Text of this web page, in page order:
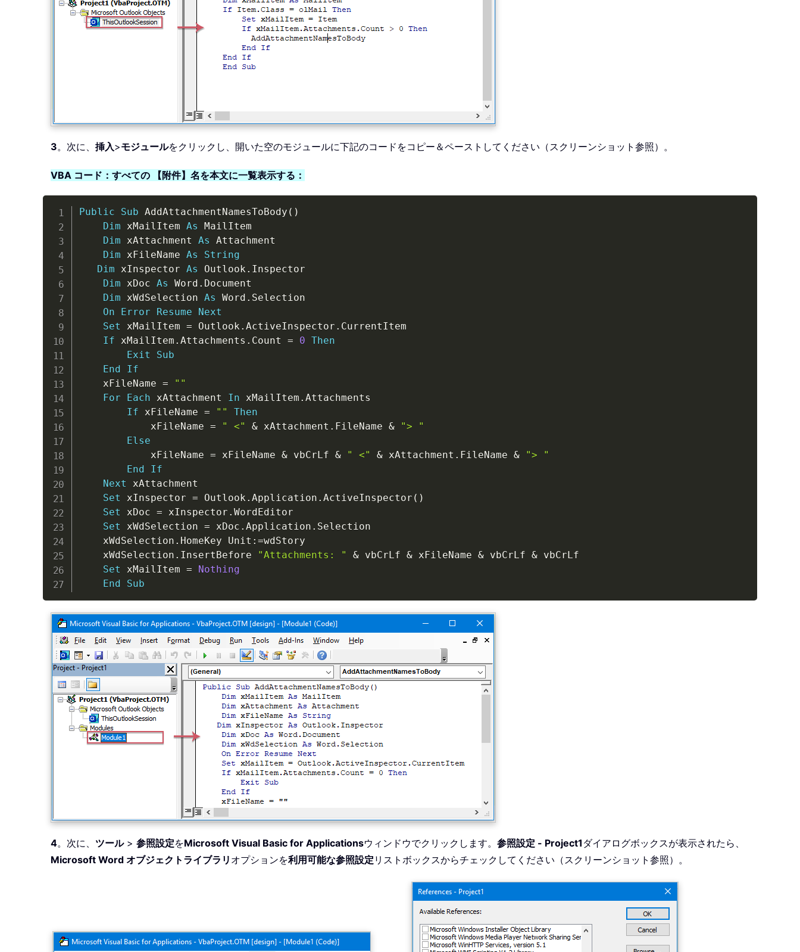
3。次に、 挿入>モジュールをクリックし、開いた空のモジュールに下記のコードをコピー＆ペーストしてください（スクリーンショット参照）。
VBA コード：すべての 【附件】名を本文に一覧表示する：
Public Sub AddAttachmentNamesToBody ( )
Dim xMailItem As MailItem
Dim xAttachment As Attachment
Dim xFileName As
String
Dim xInspector As Outlook . Inspector
Dim xDoc As Word . Document
Dim xWdSelection As Word . Selection
On
Error Resume
Next
Set xMailItem = Outlook . ActiveInspector . CurrentItem
If xMailItem . Attachments . Count = 0 Then
Exit
Sub
End
If
    xFileName
=
""
For
Each xAttachment In xMailItem . Attachments
If xFileName = ""
Then
            xFileName
= " <" & xAttachment . FileName &
"> "
Else
            xFileName
= xFileName & vbCrLf & " <" & xAttachment . FileName &
"> "
End
If
Next xAttachment
Set xInspector = Outlook . Application . ActiveInspector ( )
Set xDoc = xInspector . WordEditor
Set xWdSelection = xDoc . Application . Selection
    xWdSelection
. HomeKey Unit : =wdStory
    xWdSelection
. InsertBefore "Attachments: " & vbCrLf & xFileName & vbCrLf & vbCrLf
Set xMailItem =
Nothing
End
Sub
4。次に、 ツール> 参照設定をMicrosoft Visual Basic for Applicationsウィンドウでクリックします。 参照設定 - Project1 ダイアログボックスが表示されたら、
Microsoft Word オブジェクトライブラリ オプションを利用可能な参照設定 リストボックスからチェックしてください（スクリーンショット参照）。